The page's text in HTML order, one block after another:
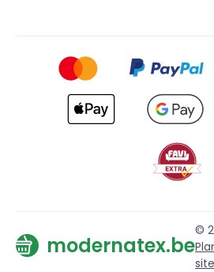
modernatex.be
©
site